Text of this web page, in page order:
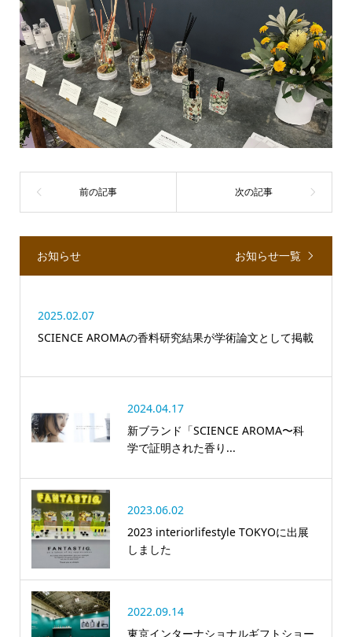
お知らせ お知らせ一覧
2025.02.07
SCIENCE AROMAの香料研究結果が学術論文として掲載
2024.04.17
新ブランド「SCIENCE AROMA〜科
学で証明された香り...
2023.06.02
2023 interiorlifestyle TOKYOに出展
しました
2022.09.14
東京インターナショナルギフトショー